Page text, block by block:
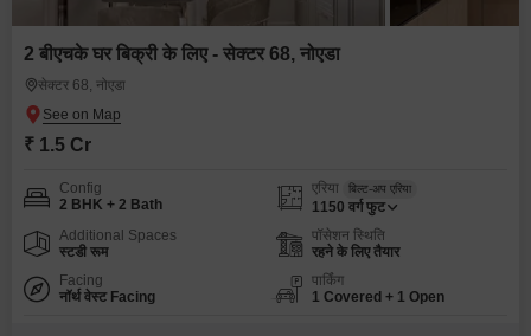
2 बीएचके घर बिक्री के लिए - सेक्टर 68, नोएडा
सेक्टर 68, नोएडा
₹ 1.5 Cr
Config
2 BHK + 2 Bath
एरिया बिल्ट-अप एरिया
1150 वर्ग फुट
Additional Spaces
स्टडी रूम
पॉसेशन स्थिति
रहने के लिए तैयार
Facing
नॉर्थ वेस्ट Facing
पार्किंग
1 Covered + 1 Open